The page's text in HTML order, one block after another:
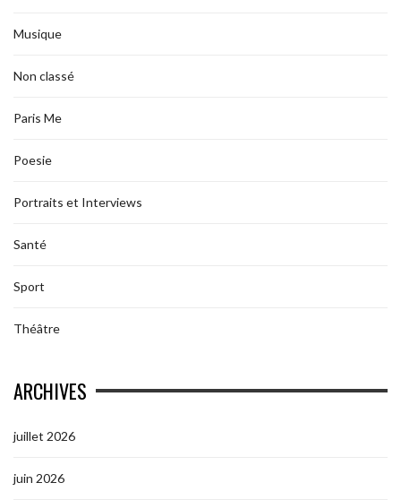
Musique
Non classé
Paris Me
Poesie
Portraits et Interviews
Santé
Sport
Théâtre
ARCHIVES
juillet 2026
juin 2026